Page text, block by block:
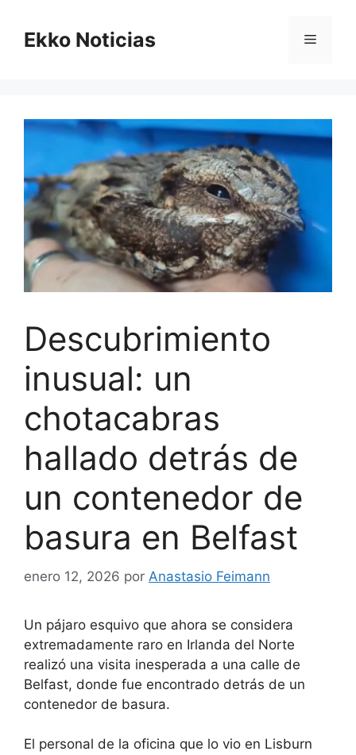
contenido
Ekko Noticias Menú
Descubrimiento
inusual: un
chotacabras
hallado detrás de
un contenedor de
basura en Belfast
enero 12, 2026 por Anastasio Feimann
Un pájaro esquivo que ahora se considera
extremadamente raro en Irlanda del Norte
realizó una visita inesperada a una calle de
Belfast, donde fue encontrado detrás de un
contenedor de basura.
El personal de la oficina que lo vio en Lisburn